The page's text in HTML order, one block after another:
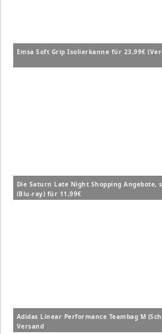
Emsa Soft Grip Isolierkanne für 23,99€
Die Saturn Late Night Shopping Angebote,
(Blu-ray) für 11,99€
Adidas Linear Performance Teambag M
Versand